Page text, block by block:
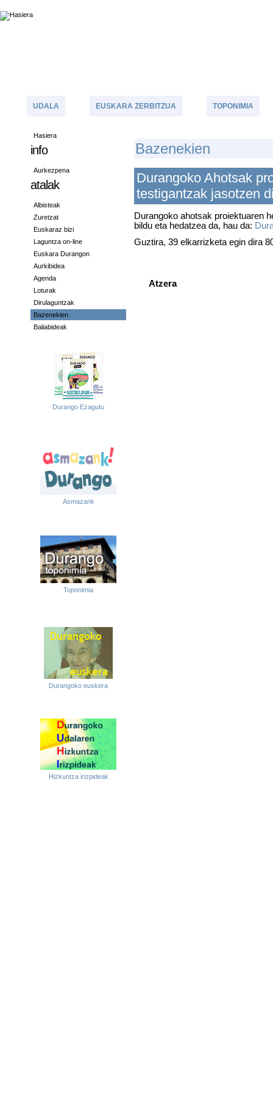
UDALA EUSKARA ZERBITZUA TOPONIMIA
Hasiera
info
Aurkezpena
atalak
Albisteak
Zuretzat
Euskaraz bizi
Laguntza on-line
Euskara Durangon
Aurkibidea
Agenda
Loturak
Dirulaguntzak
Bazenekien
Baliabideak
Durango Ezagutu
Asmazank
Toponimia
Durangoko euskera
Hizkuntza irizpideak
BAzenekien
Durangoko Ahotsak
testigantzak jasotzen
Durangoko ahotsak proiektuaren
bildu eta hedatzea da, hau da:
Guztira, 39 elkarrizketa egin dira
Atzera